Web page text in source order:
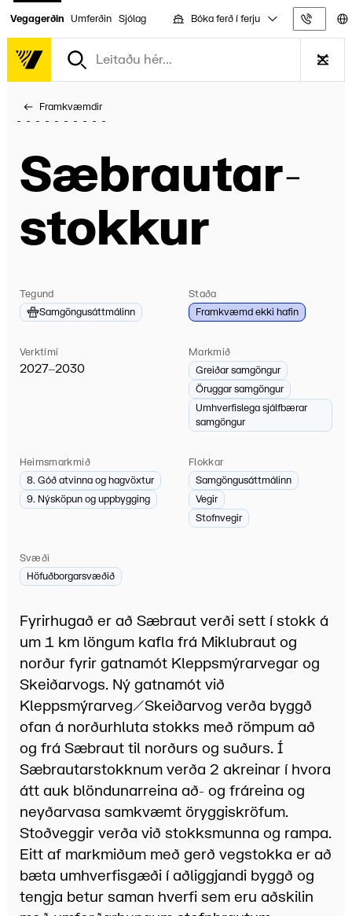
Vegagerðin Umferðin Sjólag Bóka ferð í ferju
Framkvæmdir
Sæbrautar­
stokkur
Tegund
Samgöngusáttmálinn
Staða
Framkvæmd ekki hafin
Verktími
2027–2030
Markmið
Greiðar samgöngur
Öruggar samgöngur
Umhverfislega sjálfbærar
samgöngur
Heimsmarkmið
8. Góð atvinna og hagvöxtur
9. Nýsköpun og uppbygging
Flokkar
Samgöngusáttmálinn
Vegir
Stofnvegir
Svæði
Höfuðborgarsvæðið
Fyrirhugað er að Sæbraut verði sett í stokk á
um 1 km löngum kafla frá Miklubraut og
norður fyrir gatnamót Kleppsmýrarvegar og
Skeiðarvogs. Ný gatnamót við
Kleppsmýrarveg/Skeiðarvog verða byggð
ofan á norðurhluta stokks með römpum að
og frá Sæbraut til norðurs og suðurs. Í
Sæbrautarstokknum verða 2 akreinar í hvora
átt auk blöndunarreina að- og fráreina og
neyðarvasa samkvæmt öryggiskröfum.
Stoðveggir verða við stokksmunna og rampa.
Eitt af markmiðum með gerð vegstokka er að
bæta umhverfisgæði í aðliggjandi byggð og
tengja betur saman hverfi sem eru aðskilin